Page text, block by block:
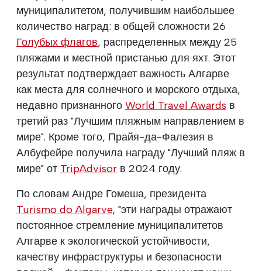
муниципалитетом, получившим наибольшее
количество наград: в общей сложности 26
Голубых флагов, распределенных между 25
пляжами и местной пристанью для яхт. Этот
результат подтверждает важность Алгарве
как места для солнечного и морского отдыха,
недавно признанного World Travel Awards в
третий раз "Лучшим пляжным направлением в
мире". Кроме того, Прайя-да-Фалезия в
Албуфейре получила награду "Лучший пляж в
мире" от TripAdvisor в 2024 году.
По словам Андре Гомеша, президента
Turismo do Algarve, "эти награды отражают
постоянное стремление муниципалитетов
Алгарве к экологической устойчивости,
качеству инфраструктуры и безопасности